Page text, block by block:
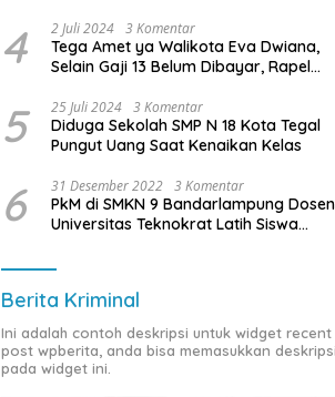
Lampung
4 2 Juli 2024 3 Komentar
Tega Amet ya Walikota Eva Dwiana,
Selain Gaji 13 Belum Dibayar, Rapel
Dibayar
5 25 Juli 2024 3 Komentar
Diduga Sekolah SMP N 18 Kota Tegal
Pungut Uang Saat Kenaikan Kelas
6 31 Desember 2022 3 Komentar
PkM di SMKN 9 Bandarlampung Dosen
Universitas Teknokrat Latih Siswa
Berita Kriminal
Ini adalah contoh deskripsi untuk widget recent
post wpberita, anda bisa memasukkan deskripsi
pada widget ini.